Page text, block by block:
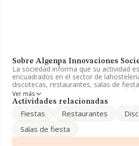
Sobre Algenpa Innovaciones
La sociedad informa que su actividad
encuadrados en el sector de
discotecas, restaurantes, salas de
servicios. La empresa es una Sociedad
'Establecimientos de bebidas', código
identificación fiscal B98171275, se
(46650), en el municipio de Canals, en
Ver más
Actividades relacionadas
Fiestas Restaurantes
Salas de fiesta